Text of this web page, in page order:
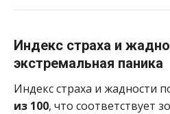
Индекс страха и
экстремальная паника
Индекс страха и жадности
из 100, что соответствует